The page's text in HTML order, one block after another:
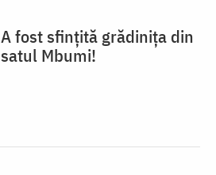
A fost sfințită grădinița din
satul Mbumi!